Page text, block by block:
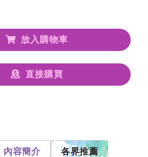
放入購物車
直接購買
內容簡介 各界推薦